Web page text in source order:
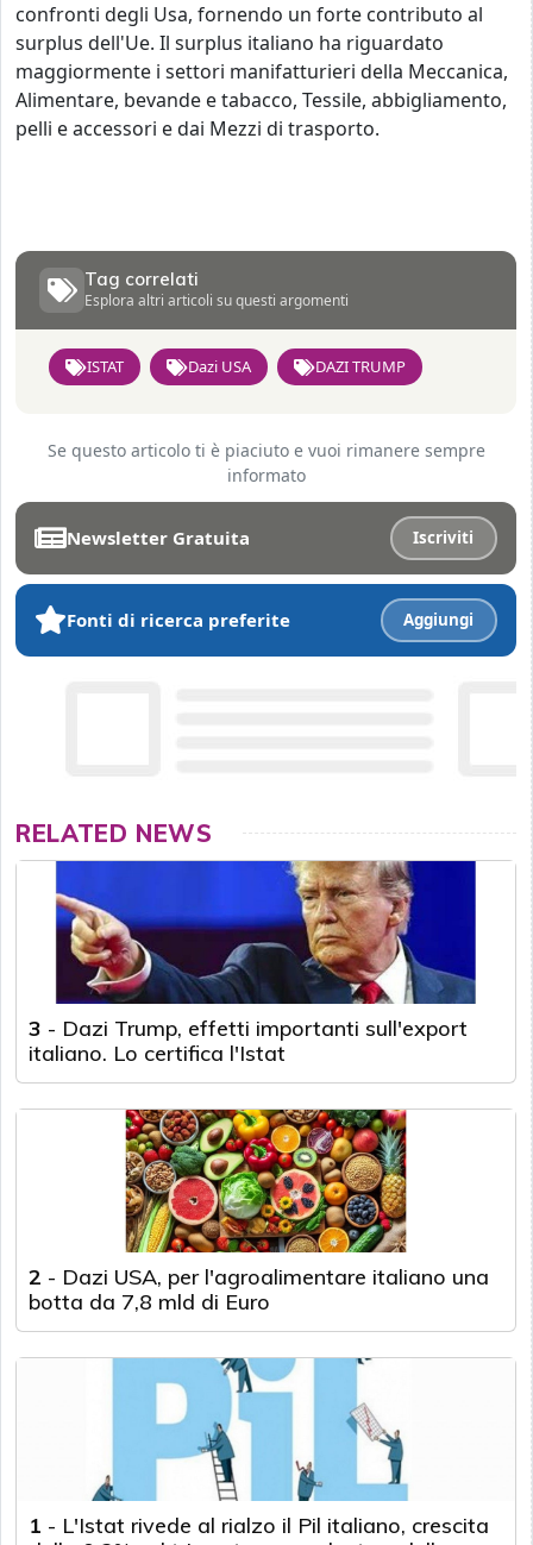
confronti degli Usa, fornendo un forte contributo al
surplus dell'Ue. Il surplus italiano ha riguardato
maggiormente i settori manifatturieri della Meccanica,
Alimentare, bevande e tabacco, Tessile, abbigliamento,
pelli e accessori e dai Mezzi di trasporto.
Tag correlati
Esplora altri articoli su questi argomenti
ISTAT Dazi USA DAZI TRUMP
Se questo articolo ti è piaciuto e vuoi rimanere sempre
informato
Newsletter Gratuita Iscriviti
Fonti di ricerca preferite Aggiungi
RELATED NEWS
3 - Dazi Trump, effetti importanti sull'export
italiano. Lo certifica l'Istat
2 - Dazi USA, per l'agroalimentare italiano una
botta da 7,8 mld di Euro
1 - L'Istat rivede al rialzo il Pil italiano, crescita